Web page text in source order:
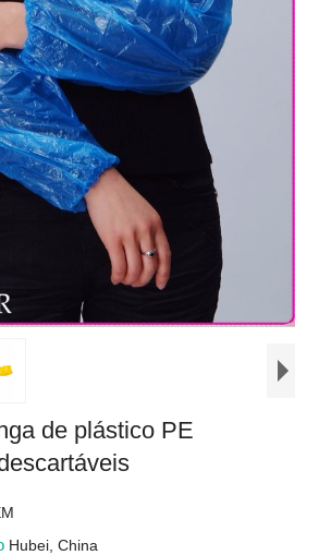
de plástico PE
Hubei, China